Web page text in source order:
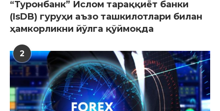
“Туронбанк” Ислом тараққиёт банки
(IsDB) гуруҳи аъзо ташкилотлари билан
ҳамкорликни йўлга қўймоқда
2